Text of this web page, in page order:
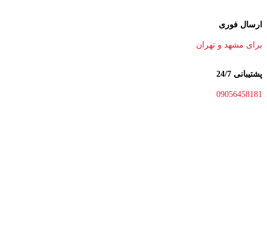
ارسال فوری
برای مشهد و تهران
پشتیبانی 24/7
09056458181